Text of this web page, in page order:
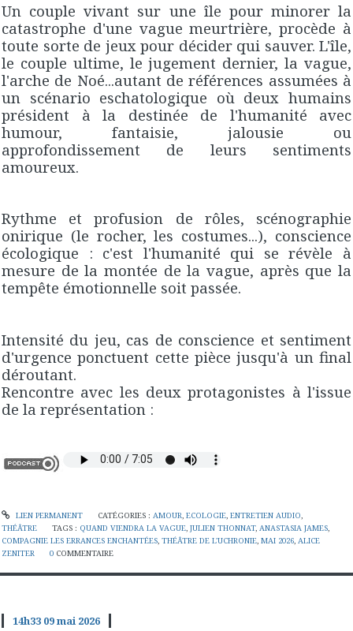
Un couple vivant sur une île pour minorer la
catastrophe d'une vague meurtrière, procède à
toute sorte de jeux pour décider qui sauver. L'île,
le couple ultime, le jugement dernier, la vague,
l'arche de Noé...autant de références assumées à
un scénario eschatologique où deux humains
président à la destinée de l'humanité avec
humour, fantaisie, jalousie ou
approfondissement de leurs sentiments
amoureux.
Rythme et profusion de rôles, scénographie
onirique (le rocher, les costumes...), conscience
écologique : c'est l'humanité qui se révèle à
mesure de la montée de la vague, après que la
tempête émotionnelle soit passée.
Intensité du jeu, cas de conscience et sentiment
d'urgence ponctuent cette pièce jusqu'à un final
déroutant.
Rencontre avec les deux protagonistes à l'issue
de la représentation :
LIEN PERMANENT CATÉGORIES : AMOUR, ECOLOGIE, ENTRETIEN AUDIO,
THÉÂTRE
TAGS : QUAND VIENDRA LA VAGUE,JULIEN THONNAT,ANASTASIA JAMES,
COMPAGNIE LES ERRANCES ENCHANTÉES, THÉÂTRE DE L'UCHRONIE, MAI 2026, ALICE
ZENITER
0 COMMENTAIRE
14h33 09mai 2026